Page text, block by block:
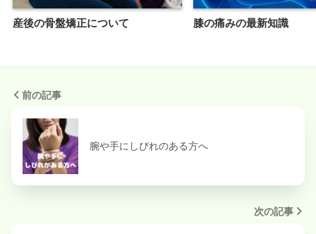
産後の骨盤矯正について 膝の痛みの最新知識
前の記事
腕や手にしびれのある方へ
次の記事